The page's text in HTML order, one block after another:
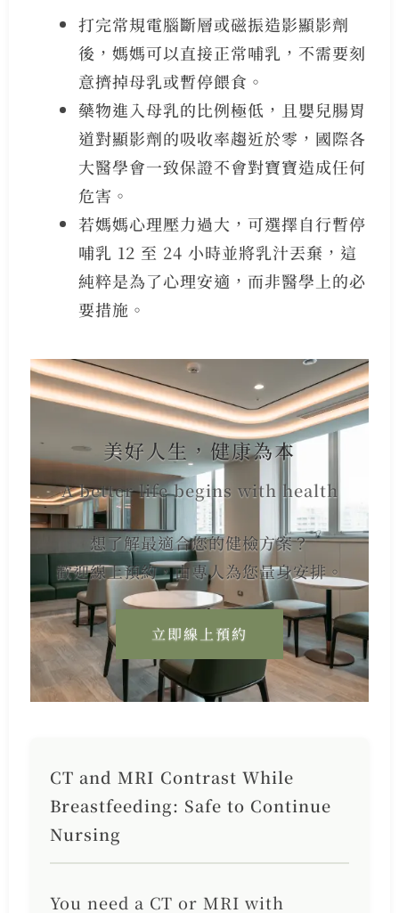
打完常規電腦斷層或磁振造影顯影劑
後，媽媽可以直接正常哺乳，不需要刻
意擠掉母乳或暫停餵食。
藥物進入母乳的比例極低，且嬰兒腸胃
道對顯影劑的吸收率趨近於零，國際各
大醫學會一致保證不會對寶寶造成任何
危害。
若媽媽心理壓力過大，可選擇自行暫停
哺乳 12 至 24 小時並將乳汁丟棄，這
純粹是為了心理安適，而非醫學上的必
要措施。
美好人生，健康為本
A better life begins with health
想了解最適合您的健檢方案？
歡迎線上預約，由專人為您量身安排。
立即線上預約
CT and MRI Contrast While
Breastfeeding: Safe to Continue
Nursing
You need a CT or MRI with